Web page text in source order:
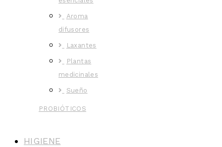
Aroma
difusores
Laxantes
Plantas
medicinales
Sueño
PROBIÓTICOS
HIGIENE